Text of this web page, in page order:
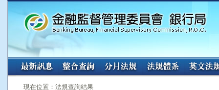
:::
現在位置：法規查詢結果